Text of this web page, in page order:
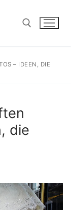
– IDEEN, DIE
die